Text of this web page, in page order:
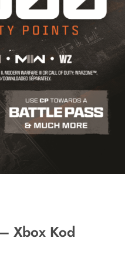
Xbox Kod